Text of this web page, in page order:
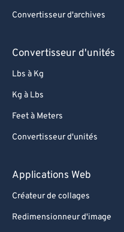
Convertisseur d'archives
Convertisseur d'unités
Lbs à Kg
Kg à Lbs
Feet à Meters
Convertisseur d'unités
Applications Web
Créateur de collages
Redimensionneur d'image